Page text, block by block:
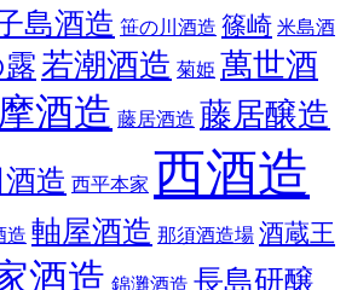
島酒造 笹の川酒造 篠崎 米島酒
若潮酒造 菊姫 萬世酒
酒造 藤居酒造 藤居醸造
造 西平本家 西酒造
造 軸屋酒造 那須酒造場 酒蔵王
酒造 錦灘酒造 長島研醸